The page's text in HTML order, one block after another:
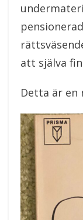
att själva
Detta är en